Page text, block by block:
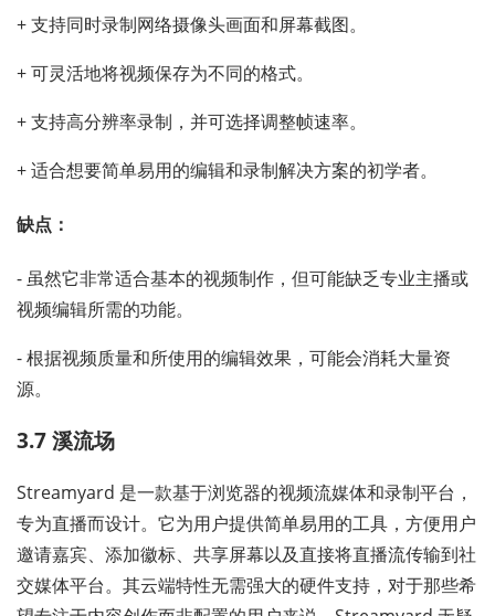
+ 支持同时录制网络摄像头画面和屏幕截图。
+ 可灵活地将视频保存为不同的格式。
+ 支持高分辨率录制，并可选择调整帧速率。
+ 适合想要简单易用的编辑和录制解决方案的初学者。
缺点：
- 虽然它非常适合基本的视频制作，但可能缺乏专业主播或
视频编辑所需的功能。
- 根据视频质量和所使用的编辑效果，可能会消耗大量资
源。
3.7 溪流场
Streamyard 是一款基于浏览器的视频流媒体和录制平台，
专为直播而设计。它为用户提供简单易用的工具，方便用户
邀请嘉宾、添加徽标、共享屏幕以及直接将直播流传输到社
交媒体平台。其云端特性无需强大的硬件支持，对于那些希